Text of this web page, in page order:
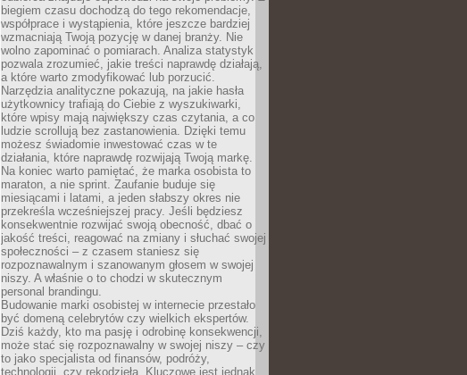
biegiem czasu dochodzą do tego rekomendacje,
współprace i wystąpienia, które jeszcze bardziej
wzmacniają Twoją pozycję w danej branży. Nie
wolno zapominać o pomiarach. Analiza statystyk
pozwala zrozumieć, jakie treści naprawdę działają,
a które warto zmodyfikować lub porzucić.
Narzędzia analityczne pokazują, na jakie hasła
użytkownicy trafiają do Ciebie z wyszukiwarki,
które wpisy mają największy czas czytania, a co
ludzie scrollują bez zastanowienia. Dzięki temu
możesz świadomie inwestować czas w te
działania, które naprawdę rozwijają Twoją markę.
Na koniec warto pamiętać, że marka osobista to
maraton, a nie sprint. Zaufanie buduje się
miesiącami i latami, a jeden słabszy okres nie
przekreśla wcześniejszej pracy. Jeśli będziesz
konsekwentnie rozwijać swoją obecność, dbać o
jakość treści, reagować na zmiany i słuchać swojej
społeczności – z czasem staniesz się
rozpoznawalnym i szanowanym głosem w swojej
niszy. A właśnie o to chodzi w skutecznym
personal brandingu.
Budowanie marki osobistej w internecie przestało
być domeną celebrytów czy wielkich ekspertów.
Dziś każdy, kto ma pasję i odrobinę konsekwencji,
może stać się rozpoznawalny w swojej niszy – czy
to jako specjalista od finansów, podróży,
technologii, czy rękodzieła. Kluczowe jest jednak,